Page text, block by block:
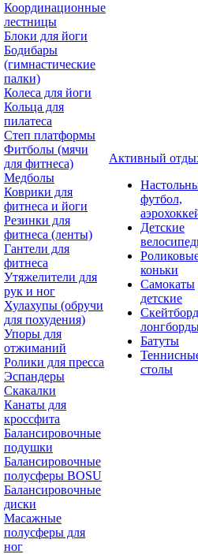
Координационные
лестницы
Блоки для йоги
Бодибары
(гимнастические
палки)
Колеса для йоги
Кольца для
пилатеса
Степ платформы
Фитболы (мячи
для фитнеса)
Медболы
Коврики для
фитнеса и йоги
Резинки для
фитнеса (ленты)
Гантели для
фитнеса
Утяжелители для
рук и ног
Хулахупы (обручи
для похудения)
Упоры для
отжиманий
Ролики для пресса
Эспандеры
Скакалки
Канаты для
кроссфита
Балансировочные
подушки
Балансировочные
полусферы BOSU
Балансировочные
диски
Масажные
полусферы для
ног
Активный
футбол,
Детские
коньки
Самокаты
детские
Батуты
столы